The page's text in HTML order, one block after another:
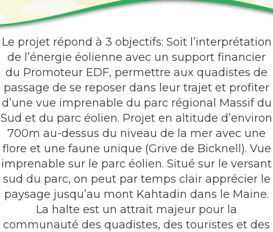
Le projet répond à 3 objectifs: Soit l’interprétation
de l’énergie éolienne avec un support financier
du Promoteur EDF, permettre aux quadistes de
passage de se reposer dans leur trajet et profiter
d’une vue imprenable du parc régional Massif du
Sud et du parc éolien. Projet en altitude d’environ
700m au-dessus du niveau de la mer avec une
flore et une faune unique (Grive de Bicknell). Vue
imprenable sur le parc éolien. Situé sur le versant
sud du parc, on peut par temps clair apprécier le
paysage jusqu’au mont Kahtadin dans le Maine.
La halte est un attrait majeur pour la
communauté des quadistes, des touristes et des